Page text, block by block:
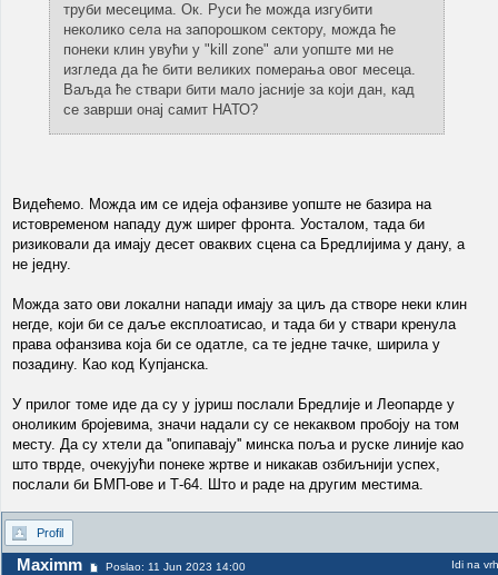
труби месецима. Ок. Руси ће можда изгубити
неколико села на запорошком сектору, можда ће
понеки клин увући у "kill zone" али уопште ми не
изгледа да ће бити великих померања овог месеца.
Ваљда ће ствари бити мало јасније за који дан, кад
се заврши онај самит НАТО?
Видећемо. Можда им се идеја офанзиве уопште не базира на
истовременом нападу дуж ширег фронта. Уосталом, тада би
ризиковали да имају десет оваквих сцена са Бредлијима у дану, а
не једну.
Можда зато ови локални напади имају за циљ да створе неки клин
негде, који би се даље експлоатисао, и тада би у ствари кренула
права офанзива која би се одатле, са те једне тачке, ширила у
позадину. Као код Купјанска.
У прилог томе иде да су у јуриш послали Бредлије и Леопарде у
оноликим бројевима, значи надали су се некаквом пробоју на том
месту. Да су хтели да ''опипавају'' минска поља и руске линије као
што тврде, очекујући понеке жртве и никакав озбиљнији успех,
послали би БМП-ове и Т-64. Што и раде на другим местима.
Profil
Maximm Poslao: 11 Jun 2023 14:00 Idi na vrh